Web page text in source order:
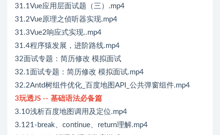
31.1Vue应用层面试题（三）.mp4
31.2Vue原理之侦听器实现.mp4
31.3Vue2响应式实现..mp4
31.4程序猿发展，进阶路线.mp4
32面试专题：简历修改 模拟面试
32.1面试专题：简历修改 模拟面试.mp4
32.2Antd树组件优化_百度地图API_公共弹窗组件.mp4
3玩透JS -- 基础语法必备篇
3.10浅析百度地图调用及定位.mp4
3.121-break、continue、return理解.mp4